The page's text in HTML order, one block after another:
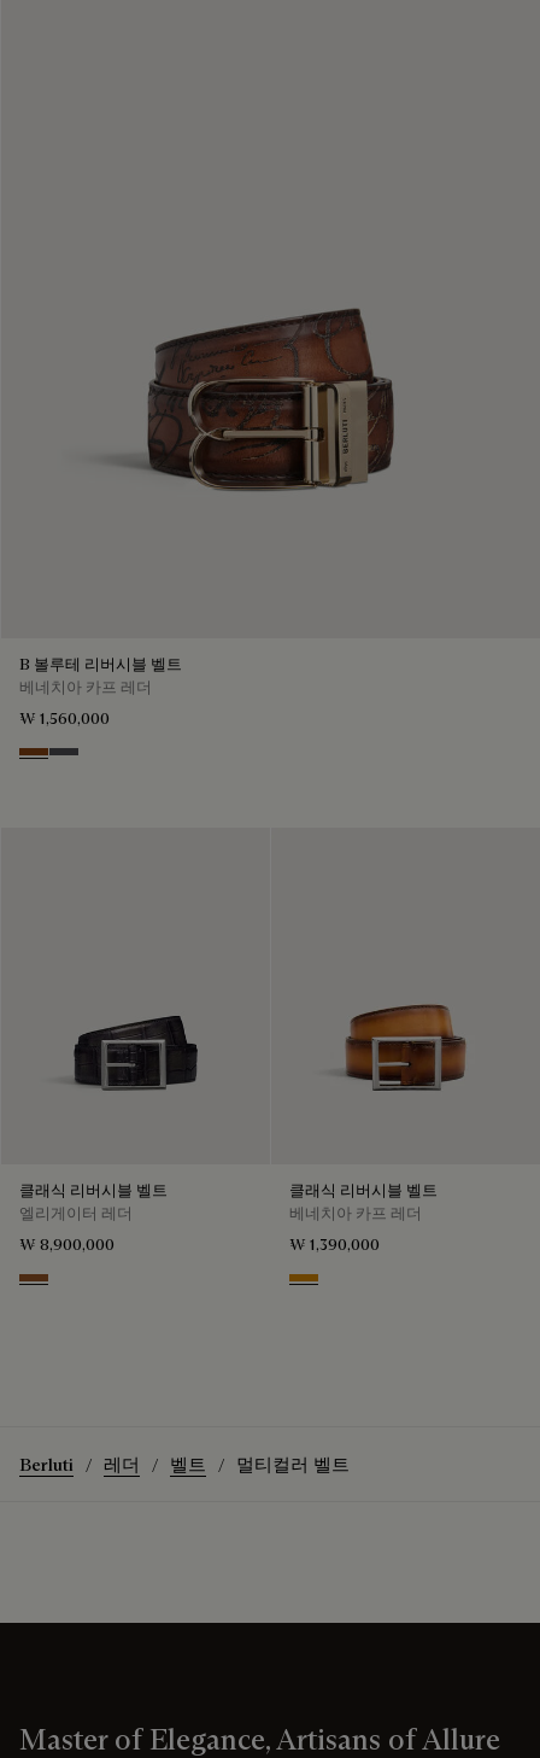
B 볼루테 리버시블 벨트
베네치아 카프 레더
₩ 1,560,000
Nero Grigio & Mogano
Mogano & Nero Grigio
클래식 리버시블 벨트
엘리게이터 레더
₩ 8,900,000
Cacao Intenso & Nero Grigio
클래식 리버시블 벨트
베네치아 카프 레더
₩ 1,390,000
Ice Gold & Nero Legno
Berluti 레더 벨트 멀티컬러 벨트
Master of Elegance, Artisans of Allure